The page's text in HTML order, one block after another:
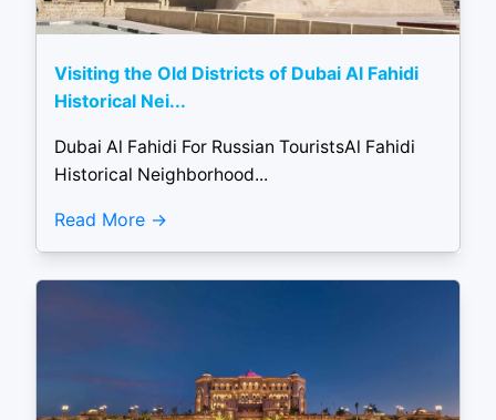
Visiting the Old Districts of Dubai Al Fahidi
Historical Nei...
Dubai Al Fahidi For Russian TouristsAl Fahidi
Historical Neighborhood...
Read More